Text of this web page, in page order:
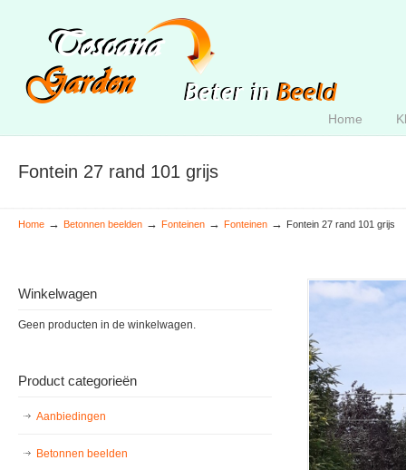
Home
Fontein 27 rand 101 grijs
Home → Betonnen beelden → Fonteinen → Fonteinen → Fontein 27 rand 101 grijs
Winkelwagen
Geen producten in de winkelwagen.
Product categorieën
Aanbiedingen
Betonnen beelden